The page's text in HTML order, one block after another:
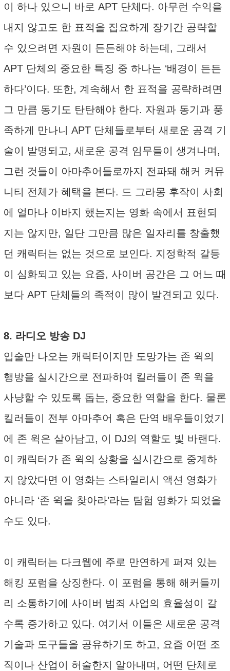
이 하나 있으니 바로 APT 단체다. 아무런 수익을
내지 않고도 한 표적을 집요하게 장기간 공략할
수 있으려면 자원이 든든해야 하는데, 그래서
APT 단체의 중요한 특징 중 하나는 ‘배경이 든든
하다’이다. 또한, 계속해서 한 표적을 공략하려면
그 만큼 동기도 탄탄해야 한다. 자원과 동기과 풍
족하게 만나니 APT 단체들로부터 새로운 공격 기
술이 발명되고, 새로운 공격 임무들이 생겨나며,
그런 것들이 아마추어들로까지 전파돼 해커 커뮤
니티 전체가 혜택을 본다. 드 그라몽 후작이 사회
에 얼마나 이바지 했는지는 영화 속에서 표현되
지는 않지만, 일단 그만큼 많은 일자리를 창출했
던 캐릭터는 없는 것으로 보인다. 지정학적 갈등
이 심화되고 있는 요즘, 사이버 공간은 그 어느 때
보다 APT 단체들의 족적이 많이 발견되고 있다.
8. 라디오 방송 DJ
입술만 나오는 캐릭터이지만 도망가는 존 윅의
행방을 실시간으로 전파하여 킬러들이 존 윅을
사냥할 수 있도록 돕는, 중요한 역할을 한다. 물론
킬러들이 전부 아마추어 혹은 단역 배우들이었기
에 존 윅은 살아남고, 이 DJ의 역할도 빛 바랜다.
이 캐릭터가 존 윅의 상황을 실시간으로 중계하
지 않았다면 이 영화는 스타일리시 액션 영화가
아니라 ‘존 윅을 찾아라’라는 탐험 영화가 되었을
수도 있다.
이 캐릭터는 다크웹에 주로 만연하게 퍼져 있는
해킹 포럼을 상징한다. 이 포럼을 통해 해커들끼
리 소통하기에 사이버 범죄 사업의 효율성이 갈
수록 증가하고 있다. 여기서 이들은 새로운 공격
기술과 도구들을 공유하기도 하고, 요즘 어떤 조
직이나 산업이 허술한지 알아내며, 어떤 단체로